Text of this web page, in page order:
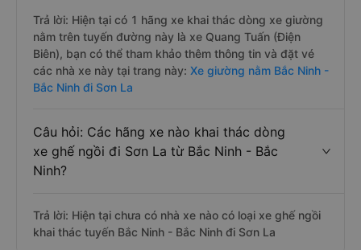
Trả lời: Hiện tại có 1 hãng xe khai thác dòng xe giường
nằm trên tuyến đường này là xe Quang Tuấn (Điện
Biên), bạn có thể tham khảo thêm thông tin và đặt vé
các nhà xe này tại trang này: Xe giường nằm Bắc Ninh -
Bắc Ninh đi Sơn La
Câu hỏi: Các hãng xe nào khai thác dòng
xe ghế ngồi đi Sơn La từ Bắc Ninh - Bắc
Ninh?
Trả lời: Hiện tại chưa có nhà xe nào có loại xe ghế ngồi
khai thác tuyến Bắc Ninh - Bắc Ninh đi Sơn La